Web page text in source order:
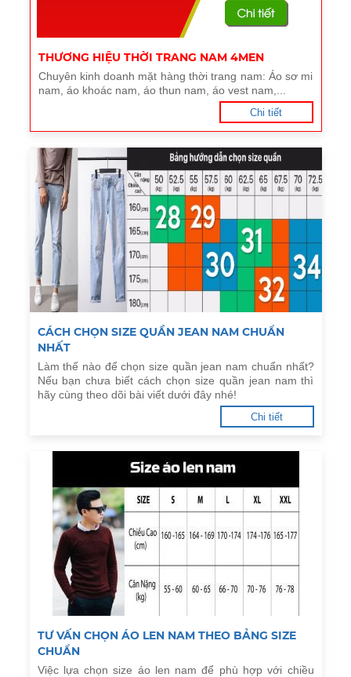
THƯƠNG HIỆU THỜI TRANG NAM 4MEN
Chuyên kinh doanh mặt hàng thời trang nam: Áo sơ mi
nam, áo khoác nam, áo thun nam, áo vest nam,...
Chi tiết
CÁCH CHỌN SIZE QUẦN JEAN NAM CHUẨN
NHẤT
Làm thế nào để chọn size quần jean nam chuẩn nhất?
Nếu bạn chưa biết cách chọn size quần jean nam thì
hãy cùng theo dõi bài viết dưới đây nhé!
Chi tiết
TƯ VẤN CHỌN ÁO LEN NAM THEO BẢNG SIZE
CHUẨN
Việc lựa chọn size áo len nam để phù hợp với chiều